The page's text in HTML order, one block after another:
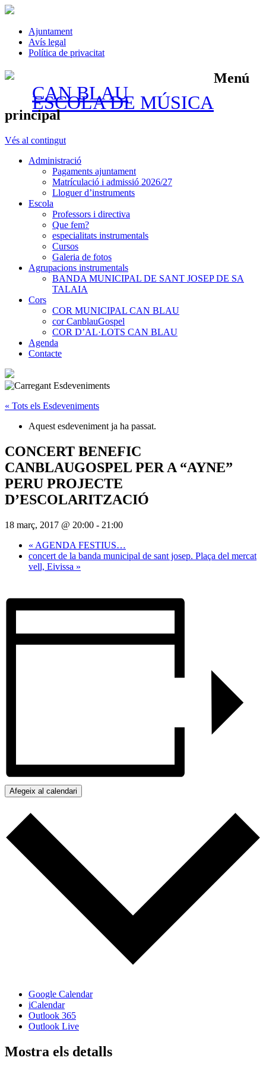
Ajuntament
Avís legal
Política de privacitat
CAN BLAU
ESCOLA DE MÚSICA
Menú
principal
Vés al contingut
Administració
Pagaments ajuntament
Matrículació i admissió 2026/27
Lloguer d’instruments
Escola
Professors i directiva
Que fem?
especialitats instrumentals
Cursos
Galeria de fotos
Agrupacions instrumentals
BANDA MUNICIPAL DE SANT JOSEP DE SA
TALAIA
Cors
COR MUNICIPAL CAN BLAU
cor CanblauGospel
COR D’AL·LOTS CAN BLAU
Agenda
Contacte
« Tots els Esdeveniments
Aquest esdeveniment ja ha passat.
CONCERT BENEFIC
CANBLAUGOSPEL PER A “AYNE”
PERU PROJECTE
D’ESCOLARITZACIÓ
18 març, 2017 @ 20:00 - 21:00
« AGENDA FESTIUS…
concert de la banda municipal de sant josep. Plaça del mercat
vell, Eivissa »
Afegeix al calendari
Google Calendar
iCalendar
Outlook 365
Outlook Live
Mostra els detalls